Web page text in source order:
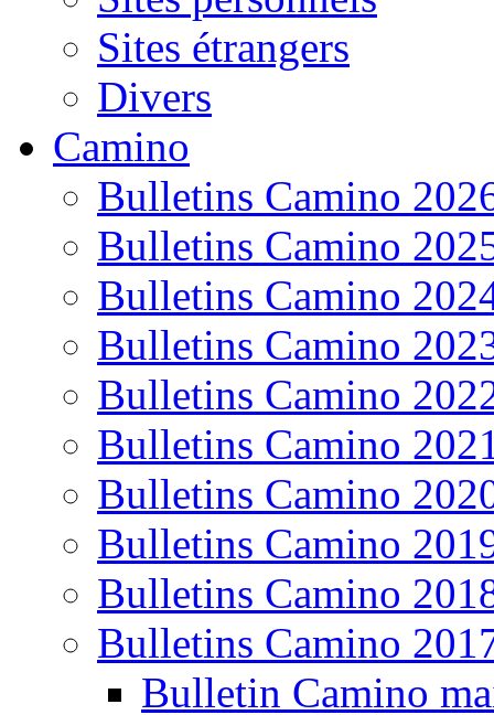
Sites étrangers
Divers
Camino
Bulletins Camino
Bulletins Camino
Bulletins Camino
Bulletins Camino
Bulletins Camino
Bulletins Camino
Bulletins Camino
Bulletins Camino
Bulletins Camino
Bulletins Camino
Bulletin Camino